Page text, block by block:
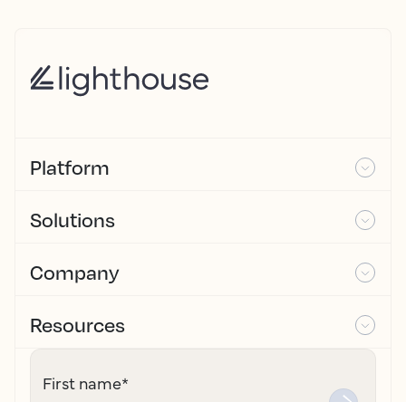
Platform
Solutions
Company
Resources
First name*